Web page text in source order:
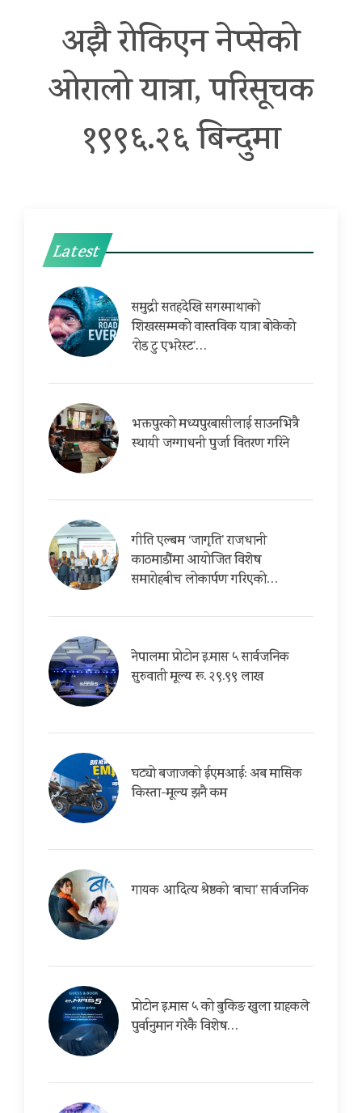
अझै रोकिएन नेप्सेको
ओरालो यात्रा, परिसूचक
१९९६.२६ बिन्दुमा
Latest
समुद्री सतहदेखि सगरमाथाको
शिखरसम्मको वास्तविक यात्रा बोकेको
‘रोड टु एभरेस्ट’…
भक्तपुरको मध्यपुरबासीलाई साउनभित्रै
स्थायी जग्गाधनी पुर्जा वितरण गरिने
गीति एल्बम ‘जागृति’ राजधानी
काठमाडौंमा आयोजित विशेष
समारोहबीच लोकार्पण गरिएको…
नेपालमा प्रोटोन इ.मास ५ सार्वजनिक
सुरुवाती मूल्य रू. २९.९९ लाख
घट्यो बजाजको ईएमआई: अब मासिक
किस्ता-मूल्य झनै कम
गायक आदित्य श्रेष्ठको ‘बाचा’ सार्वजनिक
प्रोटोन इ.मास ५ को बुकिङ खुला ग्राहकले
पुर्वानुमान गरेकै विशेष…